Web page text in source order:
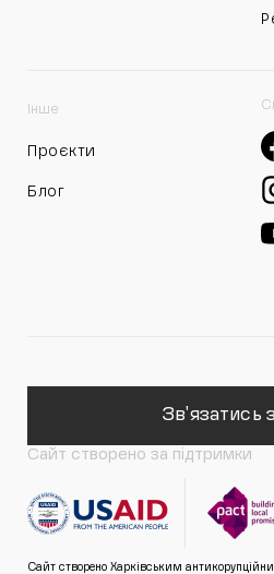
Інше
Проєкти
Блог
Зв'язатись
Сайт створено за підтримки
Сайт створено Харківським